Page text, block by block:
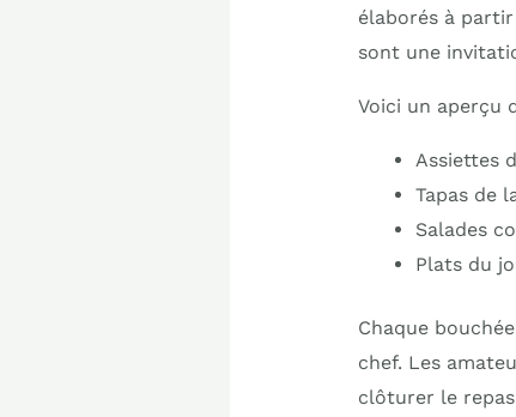
élaborés à
sont une
Voici un aperçu
Assiettes
Tapas de
Salades
Plats du
Chaque
chef. Les
clôturer le